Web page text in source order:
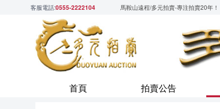
客服電話:0555-2222104 馬鞍山遠程/多元拍賣-專注拍賣20年！
首頁 拍賣公告